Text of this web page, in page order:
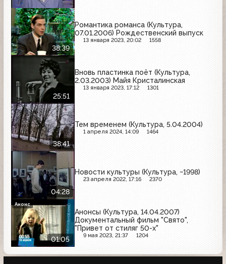
38:39
Романтика романса (Культура,
07.01.2006) Рождественский выпуск
13 января 2023, 20:02 1558
25:51
Вновь пластинка поёт (Культура,
2.03.2003) Майя Кристалинская
13 января 2023, 17:12 1301
38:41
Тем временем (Культура, 5.04.2004)
1 апреля 2024, 14:09 1464
04:28
Новости культуры (Культура, ~1998)
23 апреля 2022, 17:16 2370
01:05
Анонсы (Культура, 14.04.2007)
Документальный фильм "Свято",
"Привет от стиляг 50-х"
9 мая 2023, 21:37 1204
Анонс